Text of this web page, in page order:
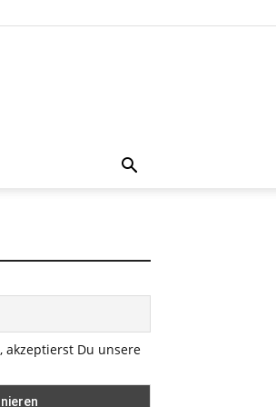
akzeptierst Du unsere